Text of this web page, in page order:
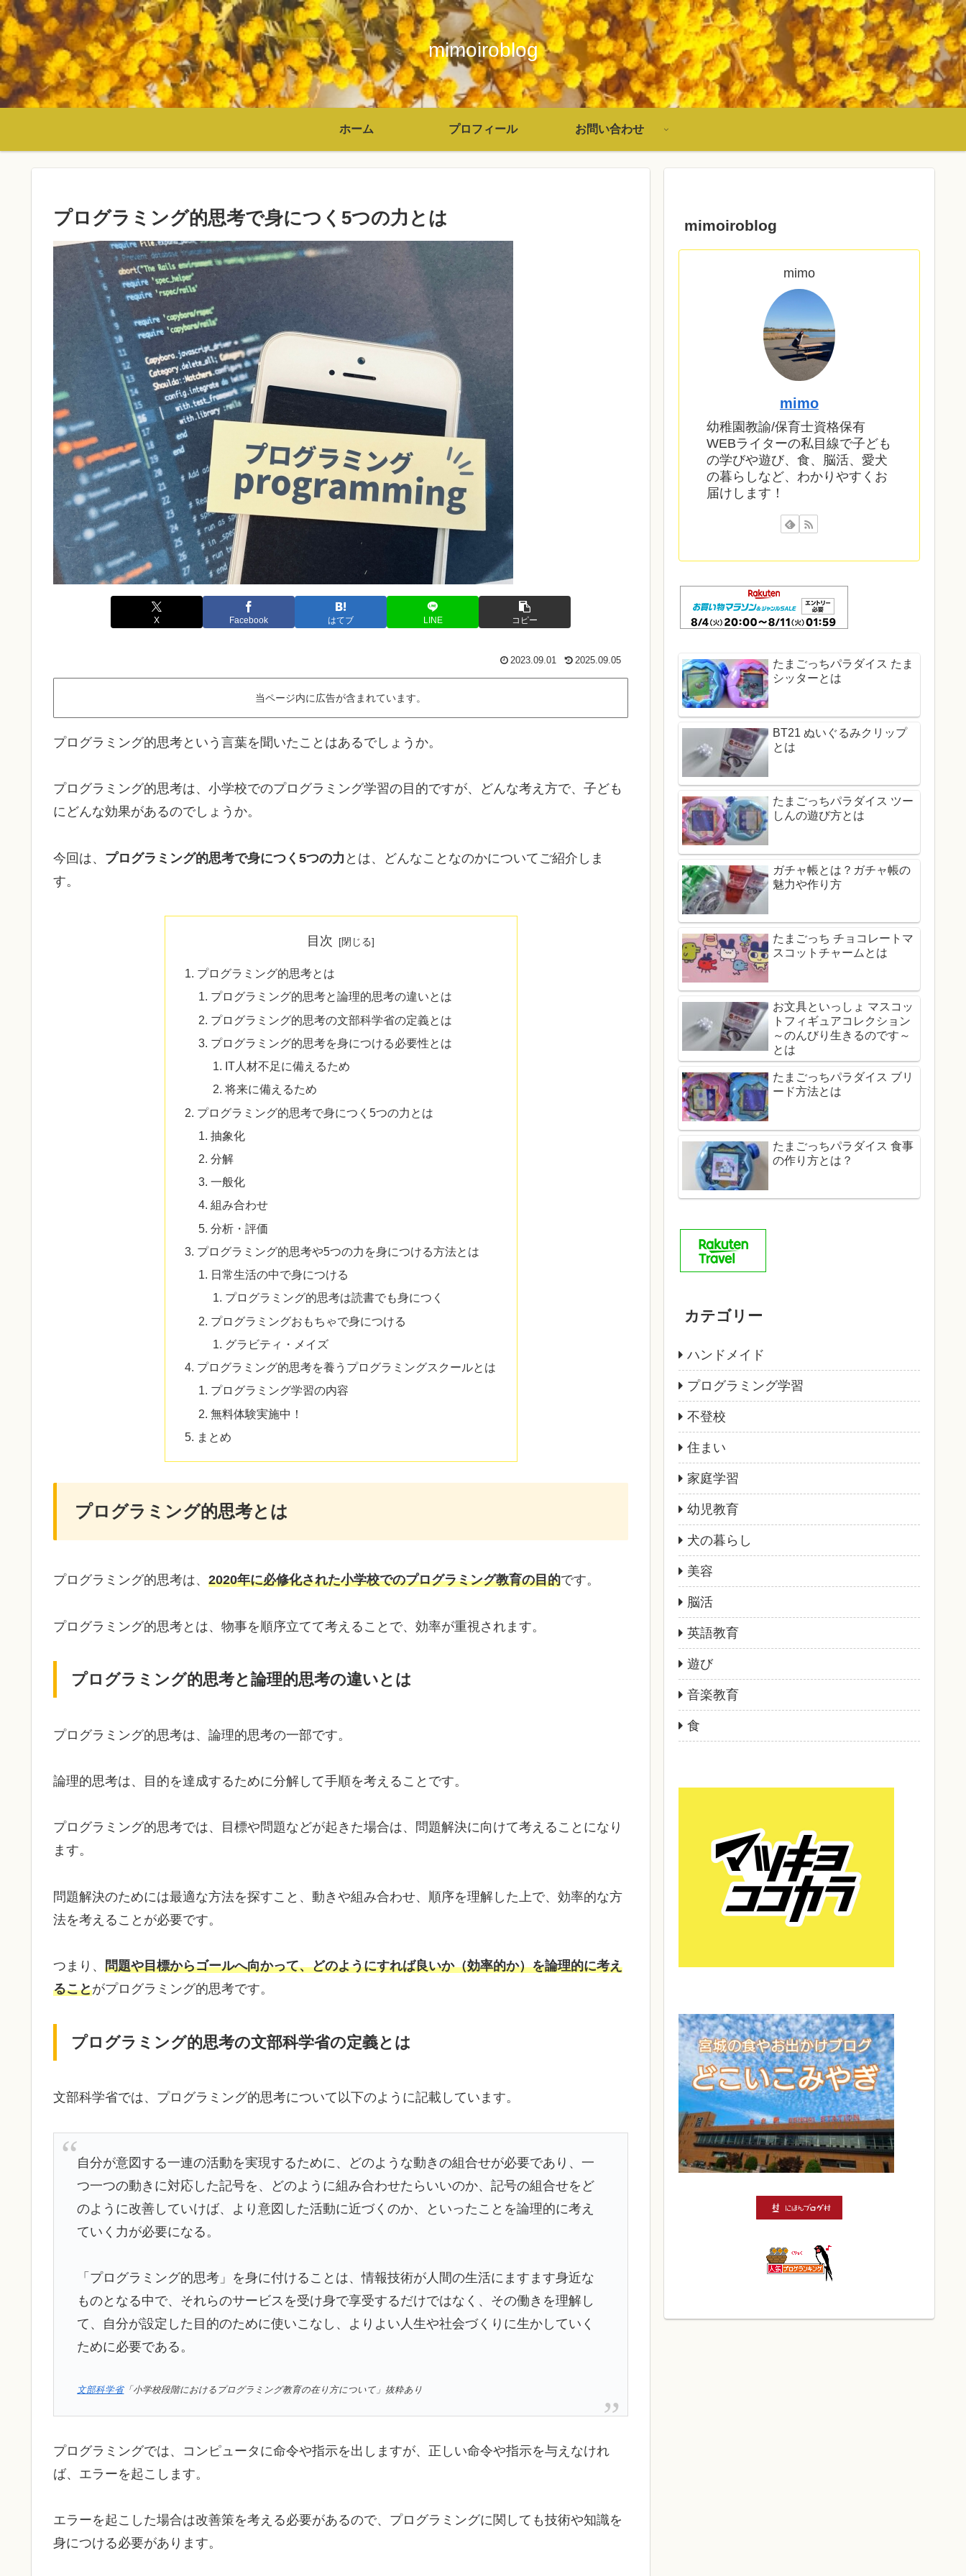
mimoiroblog
ホーム プロフィール お問い合わせ
プログラミング的思考で身につく5つの力とは
X Facebook はてブ LINE コピー
2023.09.01 2025.09.05
当ページ内に広告が含まれています。
プログラミング的思考という言葉を聞いたことはあるでしょうか。
プログラミング的思考は、小学校でのプログラミング学習の目的ですが、どんな考え方で、子ども
にどんな効果があるのでしょうか。
今回は、 プログラミング的思考で身につく5つの力 とは、どんなことなのかについてご紹介しま
す。
目次
プログラミング的思考とは
プログラミング的思考と論理的思考の違いとは
プログラミング的思考の文部科学省の定義とは
プログラミング的思考を身につける必要性とは
IT人材不足に備えるため
将来に備えるため
プログラミング的思考で身につく5つの力とは
抽象化
分解
一般化
組み合わせ
分析・評価
プログラミング的思考や5つの力を身につける方法とは
日常生活の中で身につける
プログラミング的思考は読書でも身につく
プログラミングおもちゃで身につける
グラビティ・メイズ
プログラミング的思考を養うプログラミングスクールとは
プログラミング学習の内容
無料体験実施中！
まとめ
プログラミング的思考とは
プログラミング的思考は、 2020年に必修化された小学校でのプログラミング教育の目的です。
プログラミング的思考とは、物事を順序立てて考えることで、効率が重視されます。
プログラミング的思考と論理的思考の違いとは
プログラミング的思考は、論理的思考の一部です。
論理的思考は、目的を達成するために分解して手順を考えることです。
プログラミング的思考では、目標や問題などが起きた場合は、問題解決に向けて考えることになり
ます。
問題解決のためには最適な方法を探すこと、動きや組み合わせ、順序を理解した上で、効率的な方
法を考えることが必要です。
つまり、 問題や目標からゴールへ向かって、どのようにすれば良いか（効率的か）を論理的に考え
ることがプログラミング的思考です。
プログラミング的思考の文部科学省の定義とは
文部科学省では、プログラミング的思考について以下のように記載しています。
自分が意図する一連の活動を実現するために、どのような動きの組合せが必要であり、一
つ一つの動きに対応した記号を、どのように組み合わせたらいいのか、記号の組合せをど
のように改善していけば、より意図した活動に近づくのか、といったことを論理的に考え
ていく力が必要になる。
「プログラミング的思考」を身に付けることは、情報技術が人間の生活にますます身近な
ものとなる中で、それらのサービスを受け身で享受するだけではなく、その働きを理解し
て、自分が設定した目的のために使いこなし、よりよい人生や社会づくりに生かしていく
ために必要である。
文部科学省「小学校段階におけるプログラミング教育の在り方について」抜粋あり
プログラミングでは、コンピュータに命令や指示を出しますが、正しい命令や指示を与えなけれ
ば、エラーを起こします。
エラーを起こした場合は改善策を考える必要があるので、プログラミングに関しても技術や知識を
身につける必要があります。
mimoiroblog
mimo
mimo
幼稚園教諭/保育士資格保有
WEBライターの私目線で子ども
の学びや遊び、食、脳活、愛犬
の暮らしなど、わかりやすくお
届けします！
たまごっちパラダイス たま
シッターとは
BT21 ぬいぐるみクリップ
とは
たまごっちパラダイス ツー
しんの遊び方とは
ガチャ帳とは？ガチャ帳の
魅力や作り方
たまごっち チョコレートマ
スコットチャームとは
お文具といっしょ マスコッ
トフィギュアコレクション
～のんびり生きるのです～
とは
たまごっちパラダイス ブリ
ード方法とは
たまごっちパラダイス 食事
の作り方とは？
カテゴリー
ハンドメイド
プログラミング学習
不登校
住まい
家庭学習
幼児教育
犬の暮らし
美容
脳活
英語教育
遊び
音楽教育
食